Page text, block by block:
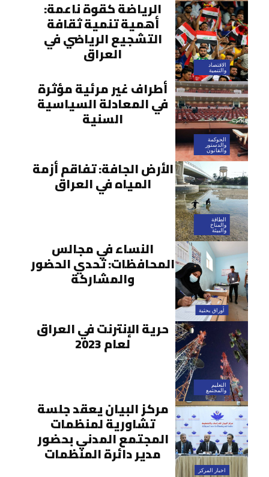
الاقتصاد
والتنمية
الرياضة كقوة ناعمة:
أهمية تنمية ثقافة
التشجيع الرياضي في
العراق
الحوكمة
والدستور
والقانون
أطراف غير مرئية مؤثرة
في المعادلة السياسية
السنية
الطاقة
والمناخ
والبيئة
الأرض الجافة: تفاقم أزمة
المياه في العراق
أوراق بحثية
النساء في مجالس
المحافظات: تحدي الحضور
والمشاركة
التعليم
والمجتمع
حرية الإنترنت في العراق
لعام 2023
اخبار المركز
مركز البيان يعقد جلسة
تشاورية لمنظمات
المجتمع المدني بحضور
مدير دائرة المنظمات